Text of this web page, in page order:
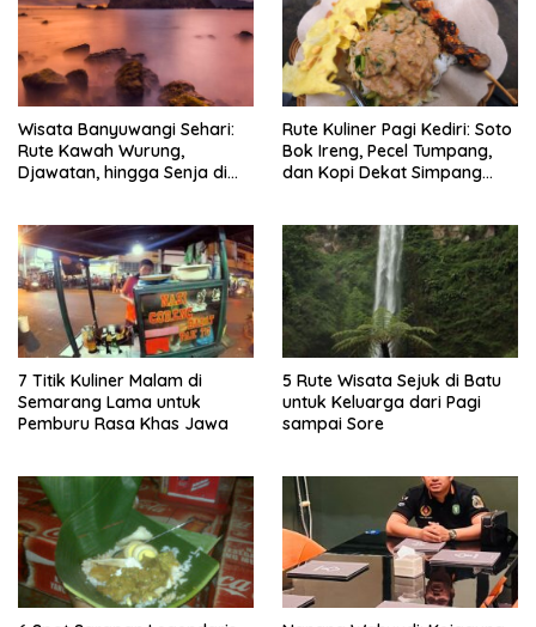
Wisata Banyuwangi Sehari:
Rute Kawah Wurung,
Djawatan, hingga Senja di
Rute Kuliner Pagi Kediri: Soto
Bok Ireng, Pecel Tumpang,
dan Kopi Dekat Simpang
7 Titik Kuliner Malam di
Semarang Lama untuk
Pemburu Rasa Khas Jawa
5 Rute Wisata Sejuk di Batu
untuk Keluarga dari Pagi
sampai Sore